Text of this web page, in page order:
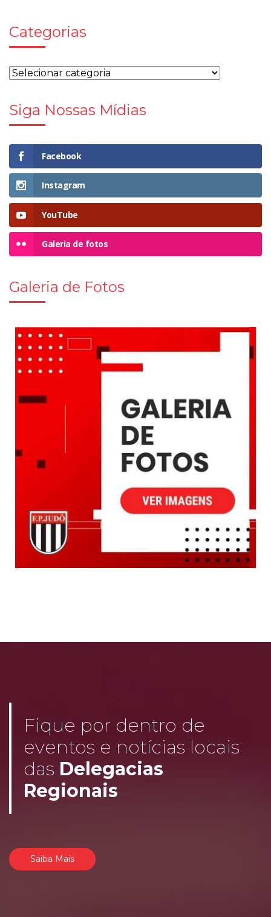
Categorias
Siga Nossas Mídias
Facebook
Instagram
YouTube
Galeria de fotos
Galeria de Fotos
Fique por dentro de
eventos e notícias locais
das Delegacias
Regionais
Saiba Mais